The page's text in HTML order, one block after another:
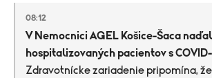
08:12
V Nemocnici AGEL Košice-Šaca
hospitalizovaných pacientov s
Zdravotnícke zariadenie pripomína,